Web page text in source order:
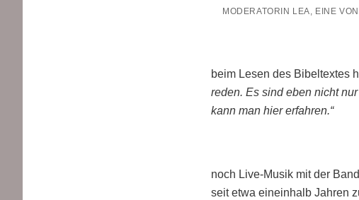
MODE­RA­TO­RIN LEA, EINE
beim Lesen des Bibel­tex­tes
reden. Es sind eben nicht
kann man hier erfahren.“
noch Live-Musik mit der Band
seit etwa ein­ein­halb Jah­ren